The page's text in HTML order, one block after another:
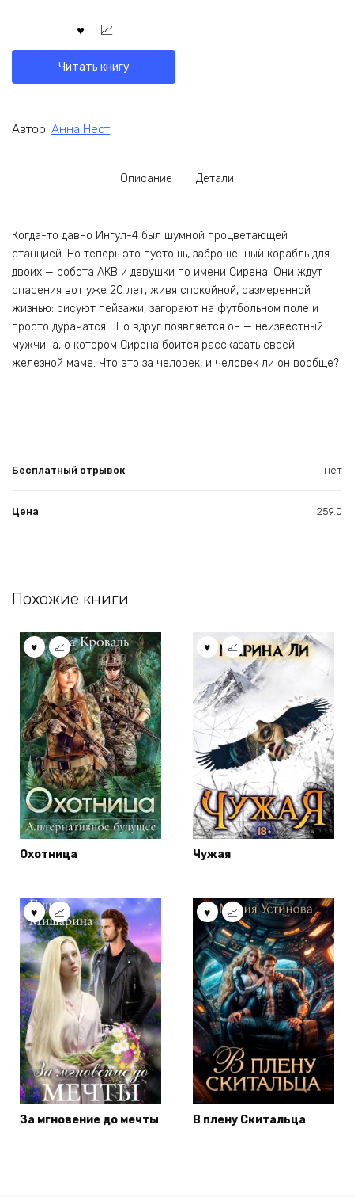
Читать книгу
Автор: Анна Нест
Описание Детали
Когда-то давно Ингул-4 был шумной процветающей
станцией. Но теперь это пустошь, заброшенный корабль для
двоих — робота АКВ и девушки по имени Сирена. Они ждут
спасения вот уже 20 лет, живя спокойной, размеренной
жизнью: рисуют пейзажи, загорают на футбольном поле и
просто дурачатся… Но вдруг появляется он — неизвестный
мужчина, о котором Сирена боится рассказать своей
железной маме. Что это за человек, и человек ли он вообще?
Бесплатный отрывок нет
Цена 259.0
Похожие книги
Охотница Чужая
За мгновение до мечты В плену Скитальца